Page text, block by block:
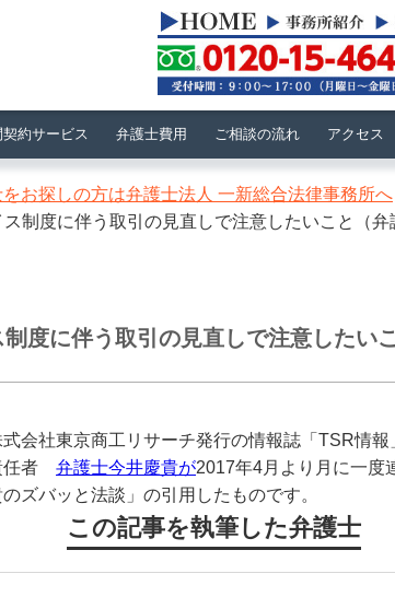
契約サービス 弁護士費用 ご相談の流れ アクセス
お探しの方は弁護士法人 一新総合法律事務所へ
制度に伴う取引の見直しで注意したいこと（弁
度に伴う取引の見直しで注意したい
会社東京商工リサーチ発行の情報誌「TSR情報
任者 弁護士今井慶貴が2017年4月より月に一度
のズバッと法談」の引用したものです。
この記事を執筆した弁護士